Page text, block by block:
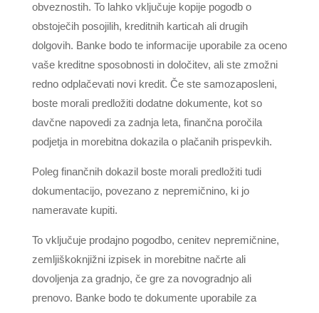
obveznostih. To lahko vključuje kopije pogodb o
obstoječih posojilih, kreditnih karticah ali drugih
dolgovih. Banke bodo te informacije uporabile za oceno
vaše kreditne sposobnosti in določitev, ali ste zmožni
redno odplačevati novi kredit. Če ste samozaposleni,
boste morali predložiti dodatne dokumente, kot so
davčne napovedi za zadnja leta, finančna poročila
podjetja in morebitna dokazila o plačanih prispevkih.
Poleg finančnih dokazil boste morali predložiti tudi
dokumentacijo, povezano z nepremičnino, ki jo
nameravate kupiti.
To vključuje prodajno pogodbo, cenitev nepremičnine,
zemljiškoknjižni izpisek in morebitne načrte ali
dovoljenja za gradnjo, če gre za novogradnjo ali
prenovo. Banke bodo te dokumente uporabile za